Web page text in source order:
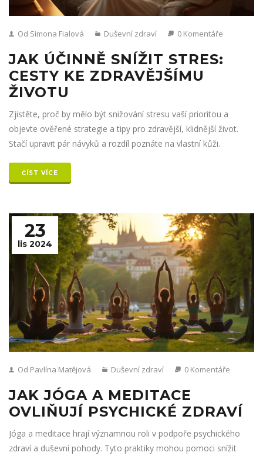
Od Simona Fialová Duševní zdraví 0 Komentáře
JAK ÚČINNĚ SNÍŽIT STRES:
CESTY KE ZDRAVĚJŠÍMU
ŽIVOTU
Zjistěte, proč by mělo být snižování stresu vaší prioritou a
objevte ověřené strategie a tipy pro zdravější, klidnější život.
Stačí upravit pár návyků a rozdíl poznáte na vlastní kůži.
ČÍST VÍCE
23
lis 2024
Od Pavlína Matějová Duševní zdraví 0 Komentáře
JAK JÓGA A MEDITACE
OVLIŇUJÍ PSYCHICKÉ ZDRAVÍ
Jóga a meditace hrají významnou roli v podpoře psychického
zdraví a duševní pohody. Tyto praktiky mohou pomoci snížit